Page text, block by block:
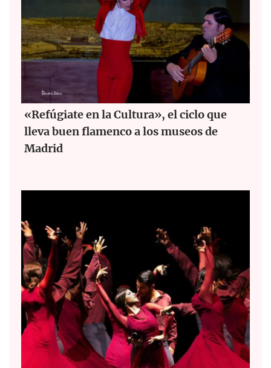
«Refúgiate en la Cultura», el ciclo que
lleva buen flamenco a los museos de
Madrid